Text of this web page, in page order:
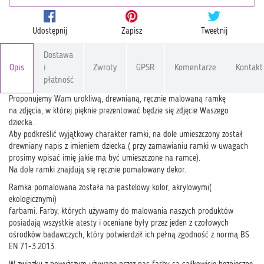
Udostępnij Zapisz Tweetnij
Opis
Dostawa
i
płatność
Zwroty GPSR Komentarze Kontakt
Proponujemy Wam urokliwą, drewnianą, ręcznie malowaną ramkę
na zdjęcia, w której pięknie prezentować będzie się zdjęcie Waszego
dziecka.
Aby podkreślić wyjątkowy charakter ramki, na dole umieszczony został
drewniany napis z imieniem dziecka ( przy zamawianiu ramki w uwagach
prosimy wpisać imię jakie ma być umieszczone na ramce).
Na dole ramki znajdują się ręcznie pomalowany dekor.
Ramka pomalowana została na pastelowy kolor, akrylowymi(
ekologicznymi)
farbami. Farby, których używamy do malowania naszych produktów
posiadają wszystkie atesty i oceniane były przez jeden z czołowych
ośrodków badawczych, który potwierdził ich pełną zgodność z normą BS
EN 71-3:2013.